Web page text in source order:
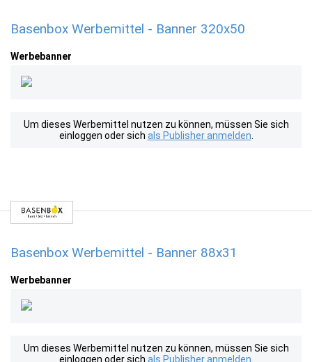
Basenbox Werbemittel - Banner 320x50
Werbebanner
Um dieses Werbemittel nutzen zu können, müssen Sie sich
einloggen oder sich als Publisher anmelden
Basenbox Werbemittel - Banner 88x31
Werbebanner
Um dieses Werbemittel nutzen zu können, müssen Sie sich
einloggen oder sich als Publisher anmelden